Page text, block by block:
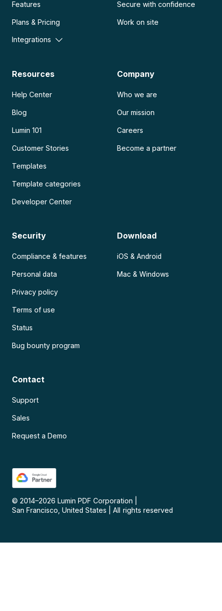
Features
Plans & Pricing
Integrations
Secure with confidence
Work on site
Resources
Help Center
Blog
Lumin 101
Customer Stories
Templates
Template categories
Developer Center
Company
Who we are
Our mission
Careers
Become a partner
Security
Compliance & features
Personal data
Privacy policy
Terms of use
Status
Bug bounty program
Download
iOS & Android
Mac & Windows
Contact
Support
Sales
Request a Demo
© 2014–2026 Lumin PDF Corporation
San Francisco, United States
All rights reserved